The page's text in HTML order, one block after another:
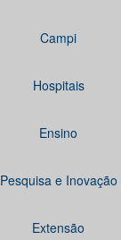
Campi
Hospitais
Ensino
Pesquisa e Inovação
Extensão